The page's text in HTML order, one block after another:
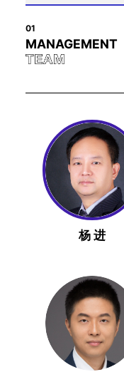
01
MANAGEMENT
杨 进